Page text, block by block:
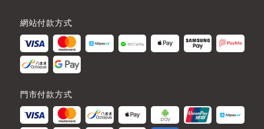
網站付款方式
門市付款方式